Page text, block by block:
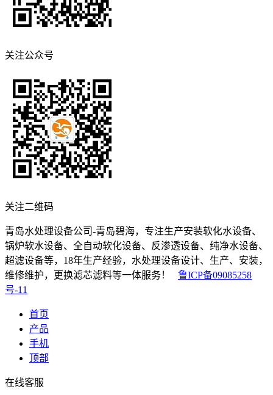
关注公众号
关注二维码
青岛水处理设备公司-青岛碧海，专注生产安装软化水设备、
锅炉软水设备、全自动软化设备、反渗透设备、纯净水设备、
超滤设备等，18年生产经验，水处理设备设计、生产、安装，
维修维护，更换滤芯滤料等一体服务！ 鲁ICP备09085258
号-11
首页
产品
手机
顶部
在线客服